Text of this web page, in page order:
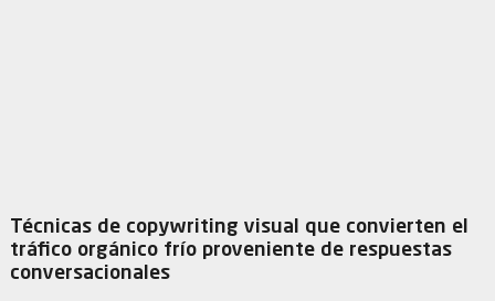
Técnicas de copywriting visual que convierten el
tráfico orgánico frío proveniente de respuestas
conversacionales